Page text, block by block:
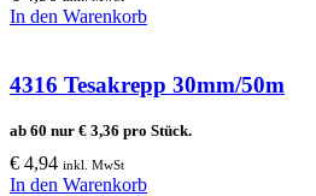
In den Warenkorb
4316 Tesakrepp 30mm/50m
ab 60 nur € 3,36 pro Stück.
€ 4,94 inkl. MwSt
In den Warenkorb